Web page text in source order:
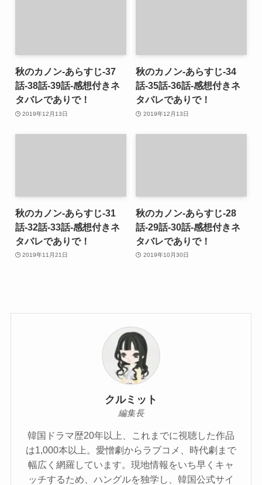
秋のカノン-あらすじ-37
話-38話-39話-感想付きネ
タバレでありで！
2019年12月13日
秋のカノン-あらすじ-34
話-35話-36話-感想付きネ
タバレでありで！
2019年12月13日
秋のカノン-あらすじ-31
話-32話-33話-感想付きネ
タバレでありで！
2019年11月21日
秋のカノン-あらすじ-28
話-29話-30話-感想付きネ
タバレでありで！
2019年10月30日
クルミット
編集長
韓国ドラマ歴20年以上、これまでに視聴した作品
は1,000本以上。愛憎劇からラブコメ、時代劇まで
幅広く網羅しています。現地情報をいち早くキャ
ッチするため、ハングルを独学し、韓国公式サイ